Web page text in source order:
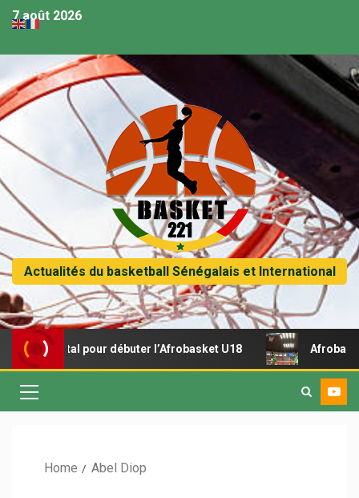
7 août 2026
Actualités du basketball Sénégalais et International
récital pour débuter l’Afrobasket U18 Afrobasket
Home Abel Diop